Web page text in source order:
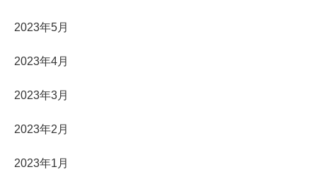
2023年5月
2023年4月
2023年3月
2023年2月
2023年1月